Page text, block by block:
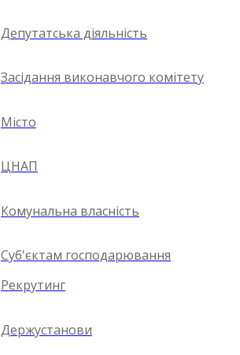
Депутатська діяльність
Засідання виконавчого комітету
Місто
ЦНАП
Комунальна власність
Суб'єктам господарювання
Рекрутинг
Держустанови